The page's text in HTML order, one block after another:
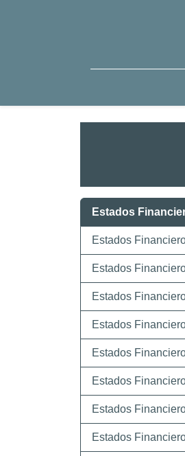
Estados
Estados
Estados
Estados
Estados
Estados
Estados
Estados
Estados